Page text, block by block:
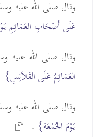
وقال صلى الله عليه
عَلَى أَصْحَابِ العَمَائِمِ
وقال صلى الله عليه
العَمَائِمُ عَلَى القَلاَنِسِ}
وقال صلى الله عليه
يَوْمَ الجُمُعَة} .